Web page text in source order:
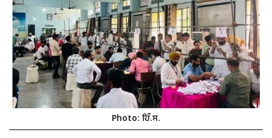
Photo: ਹਿੰ.ਸ.